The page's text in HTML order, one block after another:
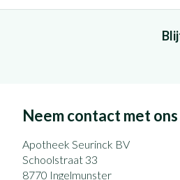
Neem contact met ons
Apotheek Seurinck BV
Schoolstraat 33
8770 Ingelmunster